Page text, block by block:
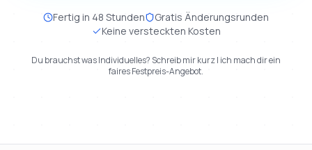
Fertig in 48 Stunden
Gratis Änderungsrunden
Keine versteckten Kosten
Du brauchst was Individuelles? Schreib mir kurz | ich mach dir ein
faires Festpreis-Angebot.